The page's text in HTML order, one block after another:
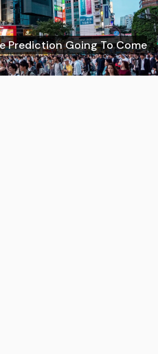
Prediction Going To Come